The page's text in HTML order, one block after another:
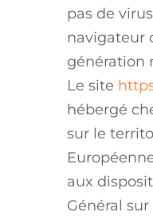
pas de
navigateur
génération
Le site
hébergé
sur le
aux
Général